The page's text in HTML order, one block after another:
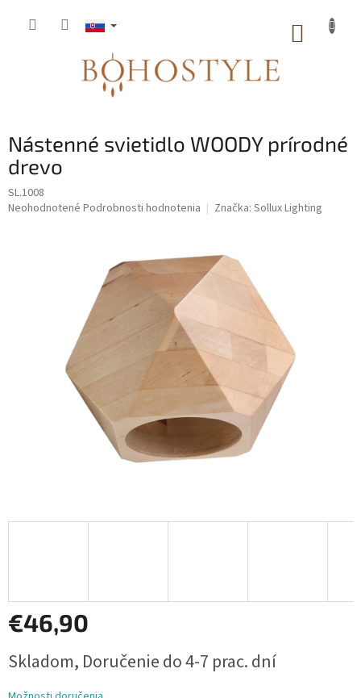
Nástenné svietidlo WOODY prírodné
drevo
SL.1008
Priemerné
Neohodnotené Podrobnosti hodnotenia Značka: Sollux Lighting
€46,90
cena:
Skladom, Doručenie do 4-7 prac. dní